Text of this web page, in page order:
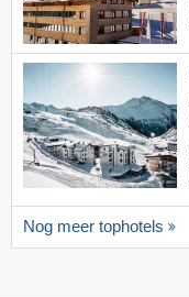
Nog meer tophotels